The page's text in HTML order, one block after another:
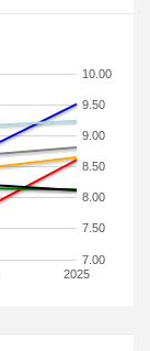
2025
7.00
7.50
8.00
8.50
9.00
9.50
10.00